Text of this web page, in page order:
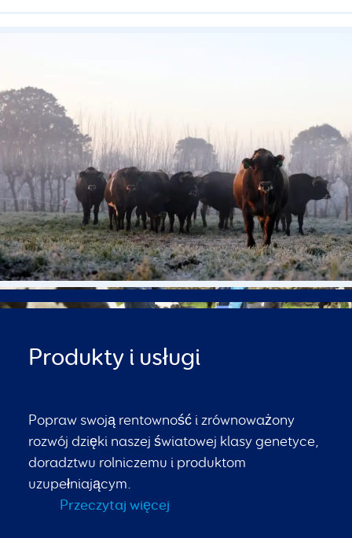
Produkty i usługi
Popraw swoją rentowność i zrównoważony
rozwój dzięki naszej światowej klasy genetyce,
doradztwu rolniczemu i produktom
uzupełniającym.
Przeczytaj więcej